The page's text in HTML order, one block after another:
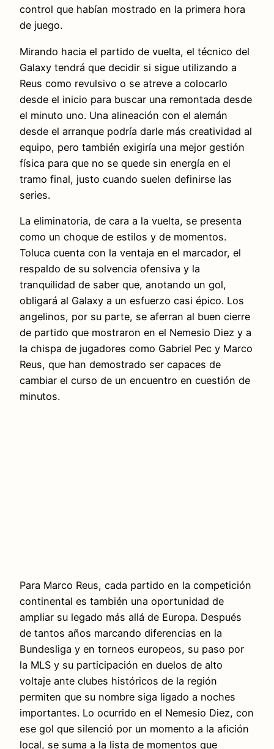
control que habían mostrado en la primera hora
de juego.
Mirando hacia el partido de vuelta, el técnico del
Galaxy tendrá que decidir si sigue utilizando a
Reus como revulsivo o se atreve a colocarlo
desde el inicio para buscar una remontada desde
el minuto uno. Una alineación con el alemán
desde el arranque podría darle más creatividad al
equipo, pero también exigiría una mejor gestión
física para que no se quede sin energía en el
tramo final, justo cuando suelen definirse las
series.
La eliminatoria, de cara a la vuelta, se presenta
como un choque de estilos y de momentos.
Toluca cuenta con la ventaja en el marcador, el
respaldo de su solvencia ofensiva y la
tranquilidad de saber que, anotando un gol,
obligará al Galaxy a un esfuerzo casi épico. Los
angelinos, por su parte, se aferran al buen cierre
de partido que mostraron en el Nemesio Diez y a
la chispa de jugadores como Gabriel Pec y Marco
Reus, que han demostrado ser capaces de
cambiar el curso de un encuentro en cuestión de
minutos.
Para Marco Reus, cada partido en la competición
continental es también una oportunidad de
ampliar su legado más allá de Europa. Después
de tantos años marcando diferencias en la
Bundesliga y en torneos europeos, su paso por
la MLS y su participación en duelos de alto
voltaje ante clubes históricos de la región
permiten que su nombre siga ligado a noches
importantes. Lo ocurrido en el Nemesio Diez, con
ese gol que silenció por un momento a la afición
local, se suma a la lista de momentos que